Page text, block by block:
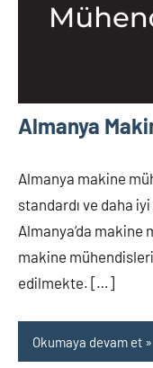
Almanya
Almanya makine
standardı ve daha
Almanya’da makine
makine
edilmekte. […]
Okumaya devam et